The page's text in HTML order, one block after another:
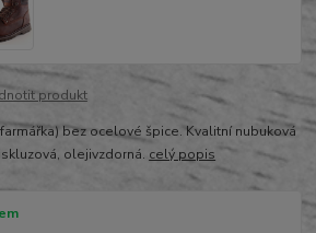
produkt
bez ocelové špice. Kvalitní nubuková
olejivzdorná. celý popis